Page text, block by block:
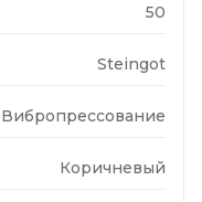
50
Steingot
Вибропрессование
Коричневый